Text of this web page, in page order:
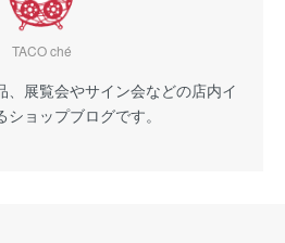
TACO ché
、展覧会やサイン会などの店内イ
ョップブログです。